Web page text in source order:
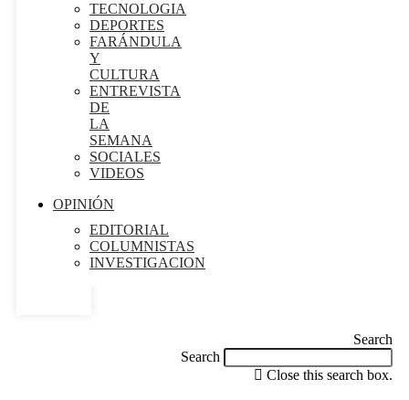
TECNOLOGIA
DEPORTES
FARÁNDULA
Y
CULTURA
ENTREVISTA
DE
LA
SEMANA
SOCIALES
VIDEOS
OPINIÓN
EDITORIAL
COLUMNISTAS
INVESTIGACION
Search
Search
Close this search box.